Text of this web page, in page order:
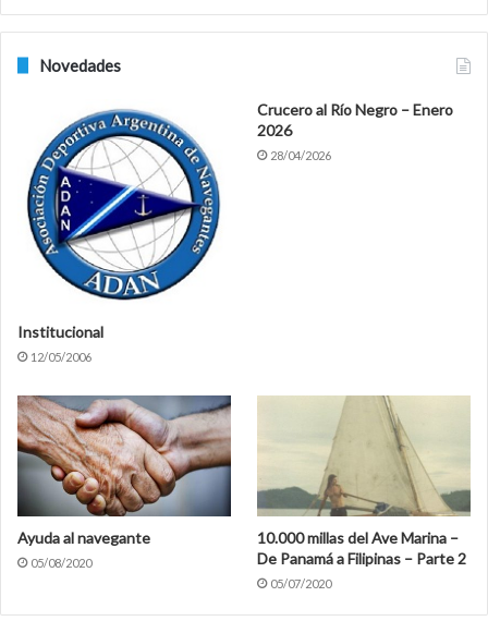
Novedades
Institucional
12/05/2006
Crucero al Río Negro – Enero
2026
28/04/2026
Ayuda al navegante
05/08/2020
10.000 millas del Ave Marina –
De Panamá a Filipinas – Parte 2
05/07/2020